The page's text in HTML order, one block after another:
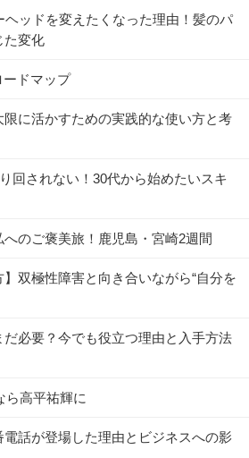
ヘッドを変えたくなった理由！髪のパ
た変化
ドマップ
限に活かすための実践的な使い方と考
回されない！30代から始めたいスキ
のご褒美旅！鹿児島・宮崎2週間
】双極性障害と向き合いながら“自分を
だ必要？今でも役立つ理由と入手方法
ら高平祐輝に
話が登場した理由とビジネスへの影